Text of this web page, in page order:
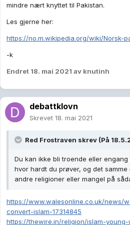
mindre nært knyttet til Pakistan.
Les gjerne her:
https://no.m.wikipedia.org/wiki/Norsk-
-k
Endret 18. mai 2021 av knutinh
debattklovn
Skrevet 18. mai 2021
Red Frostraven skrev (På
Du kan ikke bli troende eller
hvor hardt du prøver, og det
andre religioner eller mangel på
https://www.walesonline.co.uk/news/
convert-islam-17314845
https://thewire.in/religion/islam-